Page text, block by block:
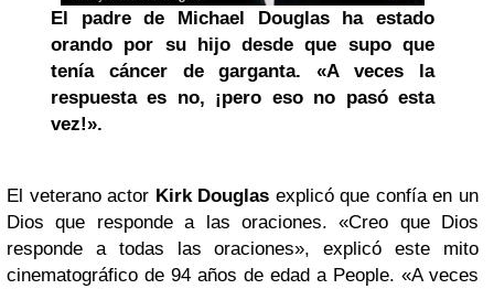
El padre de Michael Douglasha estado
orando por su hijo desde que supo que
tenía cáncer de garganta. «A veces la
respuesta es no, ¡pero eso no pasó esta
vez!».
El veterano actor Kirk Douglas explicó que confía en un
Dios que responde a las oraciones. «Creo que Dios
responde a todas las oraciones», explicó este mito
cinematográfico de 94 años de edad a People. «A veces